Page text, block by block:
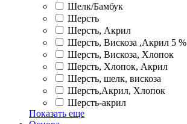
Шелк/Бамбук
Шерсть
Шерсть, Акрил
Шерсть, Вискоза ,Акрил 5 %
Шерсть, Вискоза, Хлопок
Шерсть, Хлопок, Акрил
Шерсть, шелк, вискоза
Шерсть,Акрил, Хлопок
Шерсть-акрил
Показать еще